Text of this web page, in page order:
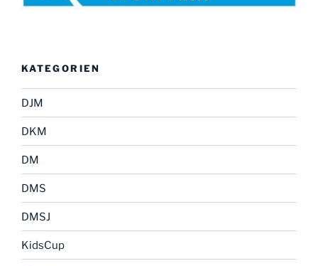
KATEGORIEN
DJM
DKM
DM
DMS
DMSJ
KidsCup